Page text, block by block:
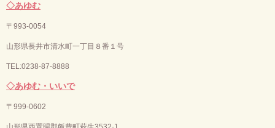
◇あゆむ
〒993-0054
山形県長井市清水町一丁目８番１号
TEL:0238-87-8888
◇あゆむ・いいで
〒 999-0602